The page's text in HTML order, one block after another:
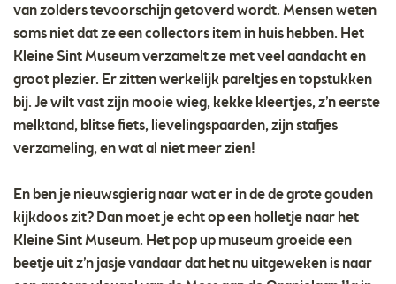
van zolders tevoorschijn getoverd wordt. Mensen weten
soms niet dat ze een collectors item in huis hebben. Het
Kleine Sint Museum verzamelt ze met veel aandacht en
groot plezier. Er zitten werkelijk pareltjes en topstukken
bij. Je wilt vast zijn mooie wieg, kekke kleertjes, z’n eerste
melktand, blitse fiets, lievelingspaarden, zijn stafjes
verzameling, en wat al niet meer zien!
En ben je nieuwsgierig naar wat er in de de grote gouden
kijkdoos zit? Dan moet je echt op een holletje naar het
Kleine Sint Museum. Het pop up museum groeide een
beetje uit z’n jasje vandaar dat het nu uitgeweken is naar